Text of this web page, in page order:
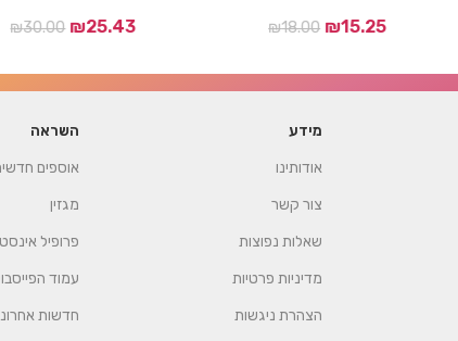
₪18.00 ₪15.25 ₪25.00 ₪21.19
מידע
אודותינו
צור קשר
שאלות נפוצות
מדיניות פרטיות
הצהרת ניגשות
השראה
אוספים
מגזין
פרופיל
עמוד
חדשות